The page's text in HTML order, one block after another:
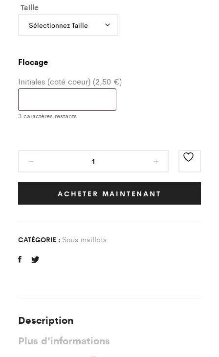
Taille
Flocage
Initiales (coté coeur) (2,50 €)
3 caractères restants
Classic
Paname
ACHETER MAINTENANT
CATÉGORIE : Sous maillots
Description
Plus d'informations